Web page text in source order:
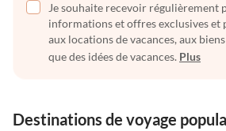
Je souhaite recevoir régulièrement
informations et offres exclusives et
aux locations de vacances, aux
que des idées de vacances. Plus
Destinations de voyage